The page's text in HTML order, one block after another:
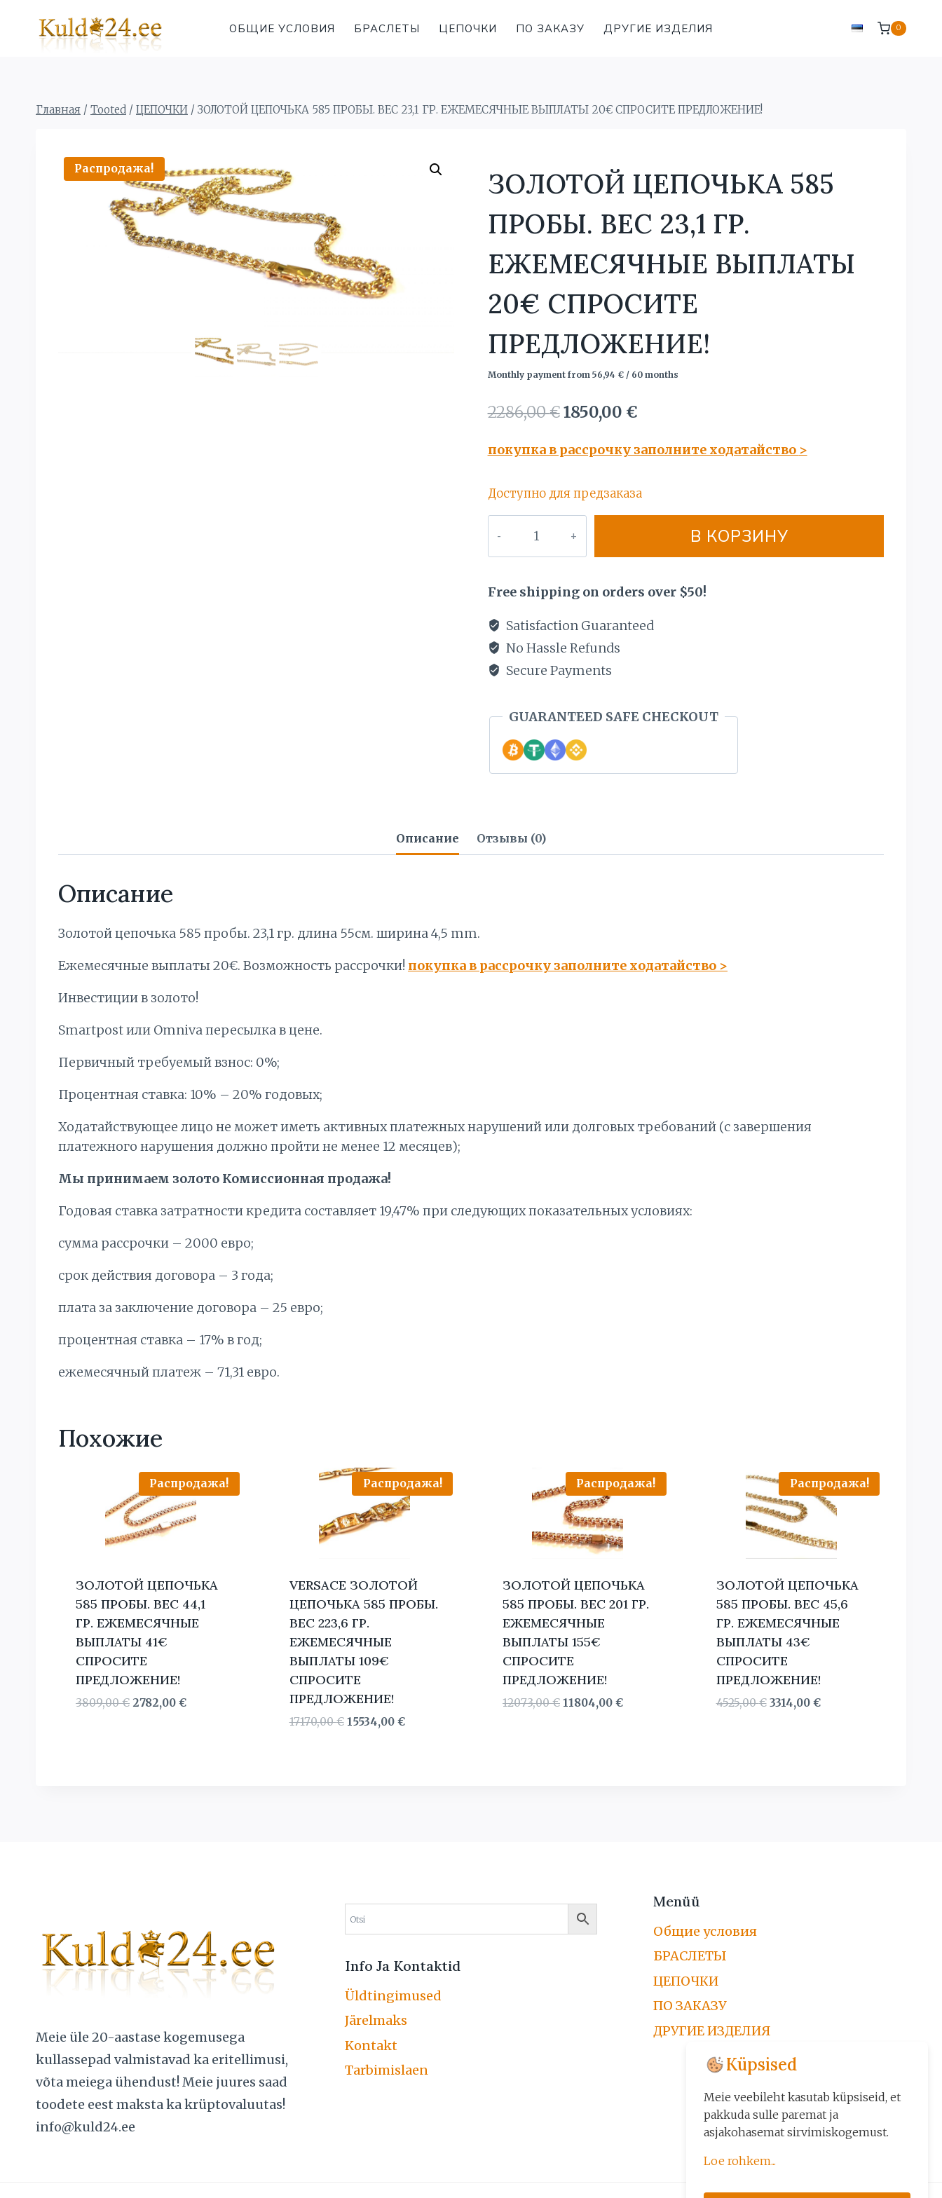
содержимому
ОБЩИЕ УСЛОВИЯ БРАСЛЕТЫ ЦЕПОЧКИ ПО ЗАКАЗУ ДРУГИЕ ИЗДЕЛИЯ 0
Главная / Tooted / ЦЕПОЧКИ / ЗОЛОТОЙ ЦЕПОЧЬКА 585 ПРОБЫ. BЕС 23,1 ГР. ЕЖЕМЕСЯЧНЫЕ ВЫПЛАТЫ 20€ СПРОСИТЕ ПРЕДЛОЖЕНИЕ!
Распродажа!
ЗОЛОТОЙ ЦЕПОЧЬКА 585
ПРОБЫ. BЕС 23,1 ГР.
ЕЖЕМЕСЯЧНЫЕ ВЫПЛАТЫ
20€ СПРОСИТЕ
ПРЕДЛОЖЕНИЕ!
Monthly payment from 56,94 €/ 60 months
2286,00€Первоначальная
составляла
2286,00 €.
1850,00 €Текущая
1850,00 €.
покупка в рассрочку заполните ходатайство >
Доступно для предзаказа
ЦЕПОЧЬКА
ПРОБЫ.
BЕС
23,1
ГР.
ВЫПЛАТЫ
20€
СПРОСИТЕ
В КОРЗИНУ
Free shipping on orders over $50!
Satisfaction Guaranteed
No Hassle Refunds
Secure Payments
GUARANTEED SAFE CHECKOUT
Описание Отзывы (0)
Описание
Золотой цепочька 585 пробы. 23,1 гр. длина 55см. ширина 4,5 mm.
Ежемесячные выплаты 20€. Bозможность рассрочки! покупка в рассрочку заполните ходатайство >
Инвестиции в золото!
Smartpost или Omniva пересылка в цене.
Первичный требуемый взнос: 0%;
Процентная ставка: 10% – 20% годовых;
Ходатайствующее лицо не может иметь активных платежных нарушений или долговых требований (с завершения
платежного нарушения должно пройти не менее 12 месяцев);
Мы принимаем золото Комиссионная продажа!
Годовая ставка затратности кредита составляет 19,47% при следующих показательных условиях:
сумма рассрочки – 2000 евро;
срок действия договора – 3 года;
плата за заключение договора – 25 евро;
процентная ставка – 17% в год;
ежемесячный платеж – 71,31 евро.
Похожие
Распродажа!
ЗОЛОТОЙ ЦЕПОЧЬКА
585 ПРОБЫ. BЕС 44,1
ГР. ЕЖЕМЕСЯЧНЫЕ
ВЫПЛАТЫ 41€
СПРОСИТЕ
ПРЕДЛОЖЕНИЕ!
3809,00€ Первоначальная
2782,00 €Текущая
Распродажа!
VERSACE ЗОЛОТОЙ
ЦЕПОЧЬКА 585 ПРОБЫ.
BЕС 223,6 ГР.
ЕЖЕМЕСЯЧНЫЕ
ВЫПЛАТЫ 109€
СПРОСИТЕ
ПРЕДЛОЖЕНИЕ!
17170,00€ Первоначальная
15534,00 €Текущая
Распродажа!
ЗОЛОТОЙ ЦЕПОЧЬКА
585 ПРОБЫ. BЕС 201 ГР.
ЕЖЕМЕСЯЧНЫЕ
ВЫПЛАТЫ 155€
СПРОСИТЕ
ПРЕДЛОЖЕНИЕ!
12073,00€ Первоначальная
11804,00 €Текущая
Распродажа!
ЗОЛОТОЙ ЦЕПОЧЬКА
585 ПРОБЫ. BЕС 45,6
ГР. ЕЖЕМЕСЯЧНЫЕ
ВЫПЛАТЫ 43€
СПРОСИТЕ
ПРЕДЛОЖЕНИЕ!
4525,00€ Первоначальная
3314,00 €Текущая
Meie üle 20-aastase kogemusega
kullassepad valmistavad ka eritellimusi,
võta meiega ühendust! Meie juures saad
toodete eest maksta ka krüptovaluutas!
info@kuld24.ee
Info Ja Kontaktid
Üldtingimused
Järelmaks
Kontakt
Tarbimislaen
Menüü
Общие условия
БРАСЛЕТЫ
ЦЕПОЧКИ
ПО ЗАКАЗУ
ДРУГИЕ ИЗДЕЛИЯ
Küpsised
Meie veebileht kasutab küpsiseid, et
pakkuda sulle paremat ja
asjakohasemat sirvimiskogemust.
Loe rohkem...